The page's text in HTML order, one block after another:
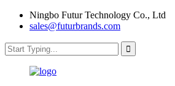
Ningbo Futur Technology Co., Ltd
sales@futurbrands.com